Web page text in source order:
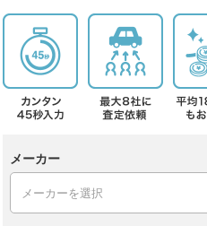
メーカー